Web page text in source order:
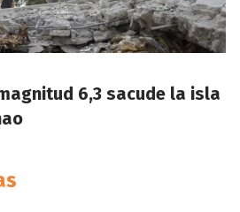
6,3 sacude la isla